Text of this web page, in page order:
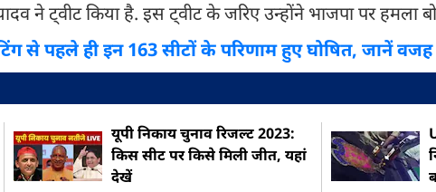
ने ट्वीट किया है. इस ट्वीट के जरिए उन्होंने भाजपा पर हमला
से पहले ही इन 163 सीटों के परिणाम हुए घोषित, जानें वजह
यूपी निकाय चुनाव रिजल्ट 2023:
किस सीट पर किसे मिली जीत, यहां
देखें